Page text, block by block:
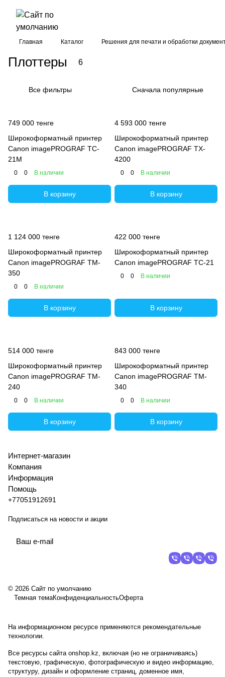
Главная Каталог Решения для печати и обработки
Плоттеры 6
Все фильтры Сначала популярные
749 000 тенге
Широкоформатный принтер
Canon imagePROGRAF TC-
21M
0 0 В наличии
В корзину
4 593 000 тенге
Широкоформатный принтер
Canon imagePROGRAF TX-
4200
0 0 В наличии
В корзину
1 124 000 тенге
Широкоформатный принтер
Canon imagePROGRAF TM-
350
0 0 В наличии
В корзину
422 000 тенге
Широкоформатный принтер
Canon imagePROGRAF TC-21
0 0 В наличии
В корзину
514 000 тенге
Широкоформатный принтер
Canon imagePROGRAF TM-
240
0 0 В наличии
В корзину
843 000 тенге
Широкоформатный принтер
Canon imagePROGRAF TM-
340
0 0 В наличии
В корзину
Интернет-магазин
Компания
Информация
Помощь
+77051912691
Подписаться на новости и акции
© 2026 Сайт по умолчанию
Темная темаКонфиденциальностьОферта
На информационном ресурсе применяются рекомендательные
технологии.
Все ресурсы сайта onshop.kz, включая (но не ограничиваясь)
текстовую, графическую, фотографическую и видео информацию,
структуру, дизайн и оформление страниц, доменное имя,